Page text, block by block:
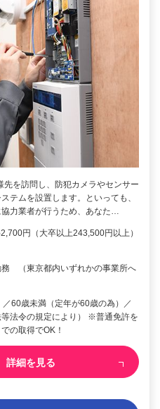
先を訪問し、防犯カメラやセンサー
テムを設置します。といっても、
力業者が行うため、あなた…
円（大卒以上243,500円以上）
務 （東京都内いずれかの事業所へ
60歳未満（定年が60歳の為）／
法令の規定により） ※普通免許を
の取得でOK！
詳細を見る